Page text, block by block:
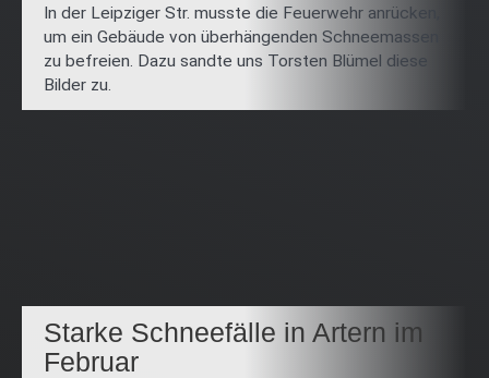
In der Leipziger Str. musste die Feuerwehr anrücken,
um ein Gebäude von überhängenden Schneemassen
zu befreien. Dazu sandte uns Torsten Blümel diese
Bilder zu.
Starke Schneefälle in Artern im
Februar